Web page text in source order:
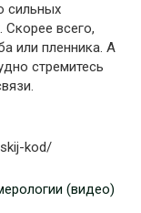
сильных
Скорее всего,
или пленника. А
стремитесь
kod/
(видео)